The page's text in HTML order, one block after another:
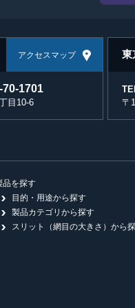
アクセスマップ
70-1701
目10-6
東
〒
品を探す
目的・用途から探す
製品カテゴリから探す
スリット（網目の大きさ）から